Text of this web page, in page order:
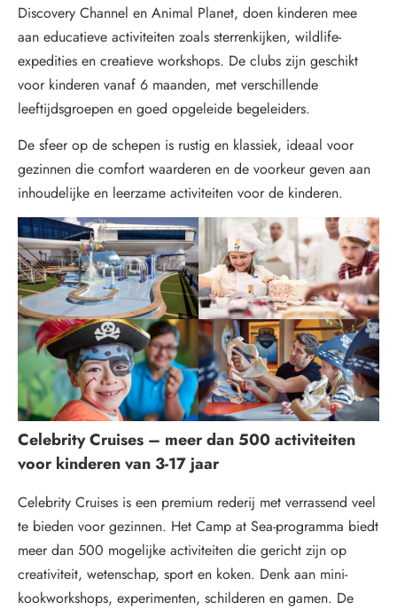
Discovery Channel en Animal Planet, doen kinderen mee
aan educatieve activiteiten zoals sterrenkijken, wildlife-
expedities en creatieve workshops. De clubs zijn geschikt
voor kinderen vanaf 6 maanden, met verschillende
leeftijdsgroepen en goed opgeleide begeleiders.
De sfeer op de schepen is rustig en klassiek, ideaal voor
gezinnen die comfort waarderen en de voorkeur geven aan
inhoudelijke en leerzame activiteiten voor de kinderen.
Celebrity Cruises – meer dan 500 activiteiten
voor kinderen van 3-17 jaar
Celebrity Cruises is een premium rederij met verrassend veel
te bieden voor gezinnen. Het Camp at Sea-programma biedt
meer dan 500 mogelijke activiteiten die gericht zijn op
creativiteit, wetenschap, sport en koken. Denk aan mini-
kookworkshops, experimenten, schilderen en gamen. De